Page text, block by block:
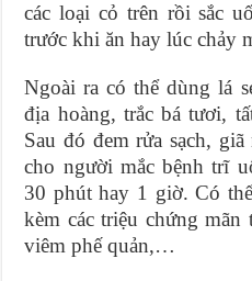
các loại cỏ trên rồi sắc
trước khi ăn hay lúc chảy
Ngoài ra có thể dùng lá
địa hoàng, trắc bá tươi,
Sau đó đem rửa sạch,
cho người mắc bệnh trĩ
30 phút hay 1 giờ. Có
kèm các triệu chứng
viêm phế quản,…